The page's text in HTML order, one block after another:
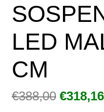
LED
CM
€388,00 Il
€318,16Il